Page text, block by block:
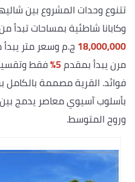
تتنوع وحدات المشروع بين
وكابانا شاطئية بمساحات تبدأ
18,000,000 ج.م وسعر متر
مرن يبدأ بمقدم5% فقط
بأسلوب آسيوي معاصر يدمج
وروح المتوسط.